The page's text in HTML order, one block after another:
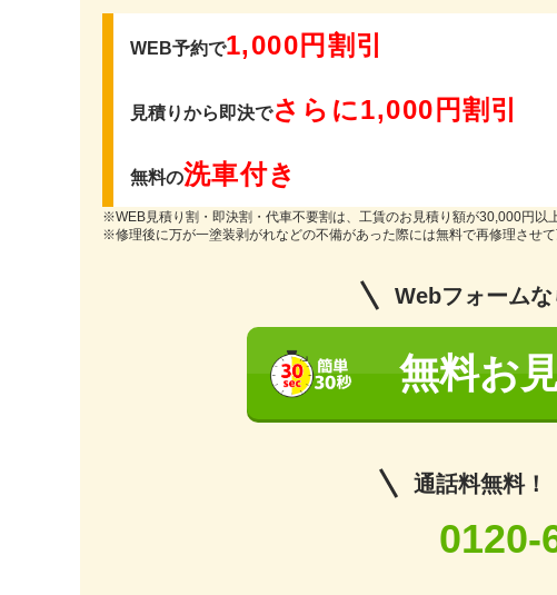
WEB予約で1,000円割引
見積りから即決でさらに1,000円割引
無料の洗車付き
※WEB見積り割・即決割・代車不要割は、工賃のお見積り額が30,000円以
※修理後に万が一塗装剥がれなどの不備があった際には無料で再修理させ
Webフォームな
無料お
通話料無料！
0120-